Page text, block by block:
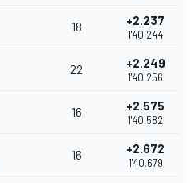
18 +2.237
1'40.244
22 +2.249
1'40.256
16 +2.575
1'40.582
16 +2.672
1'40.679